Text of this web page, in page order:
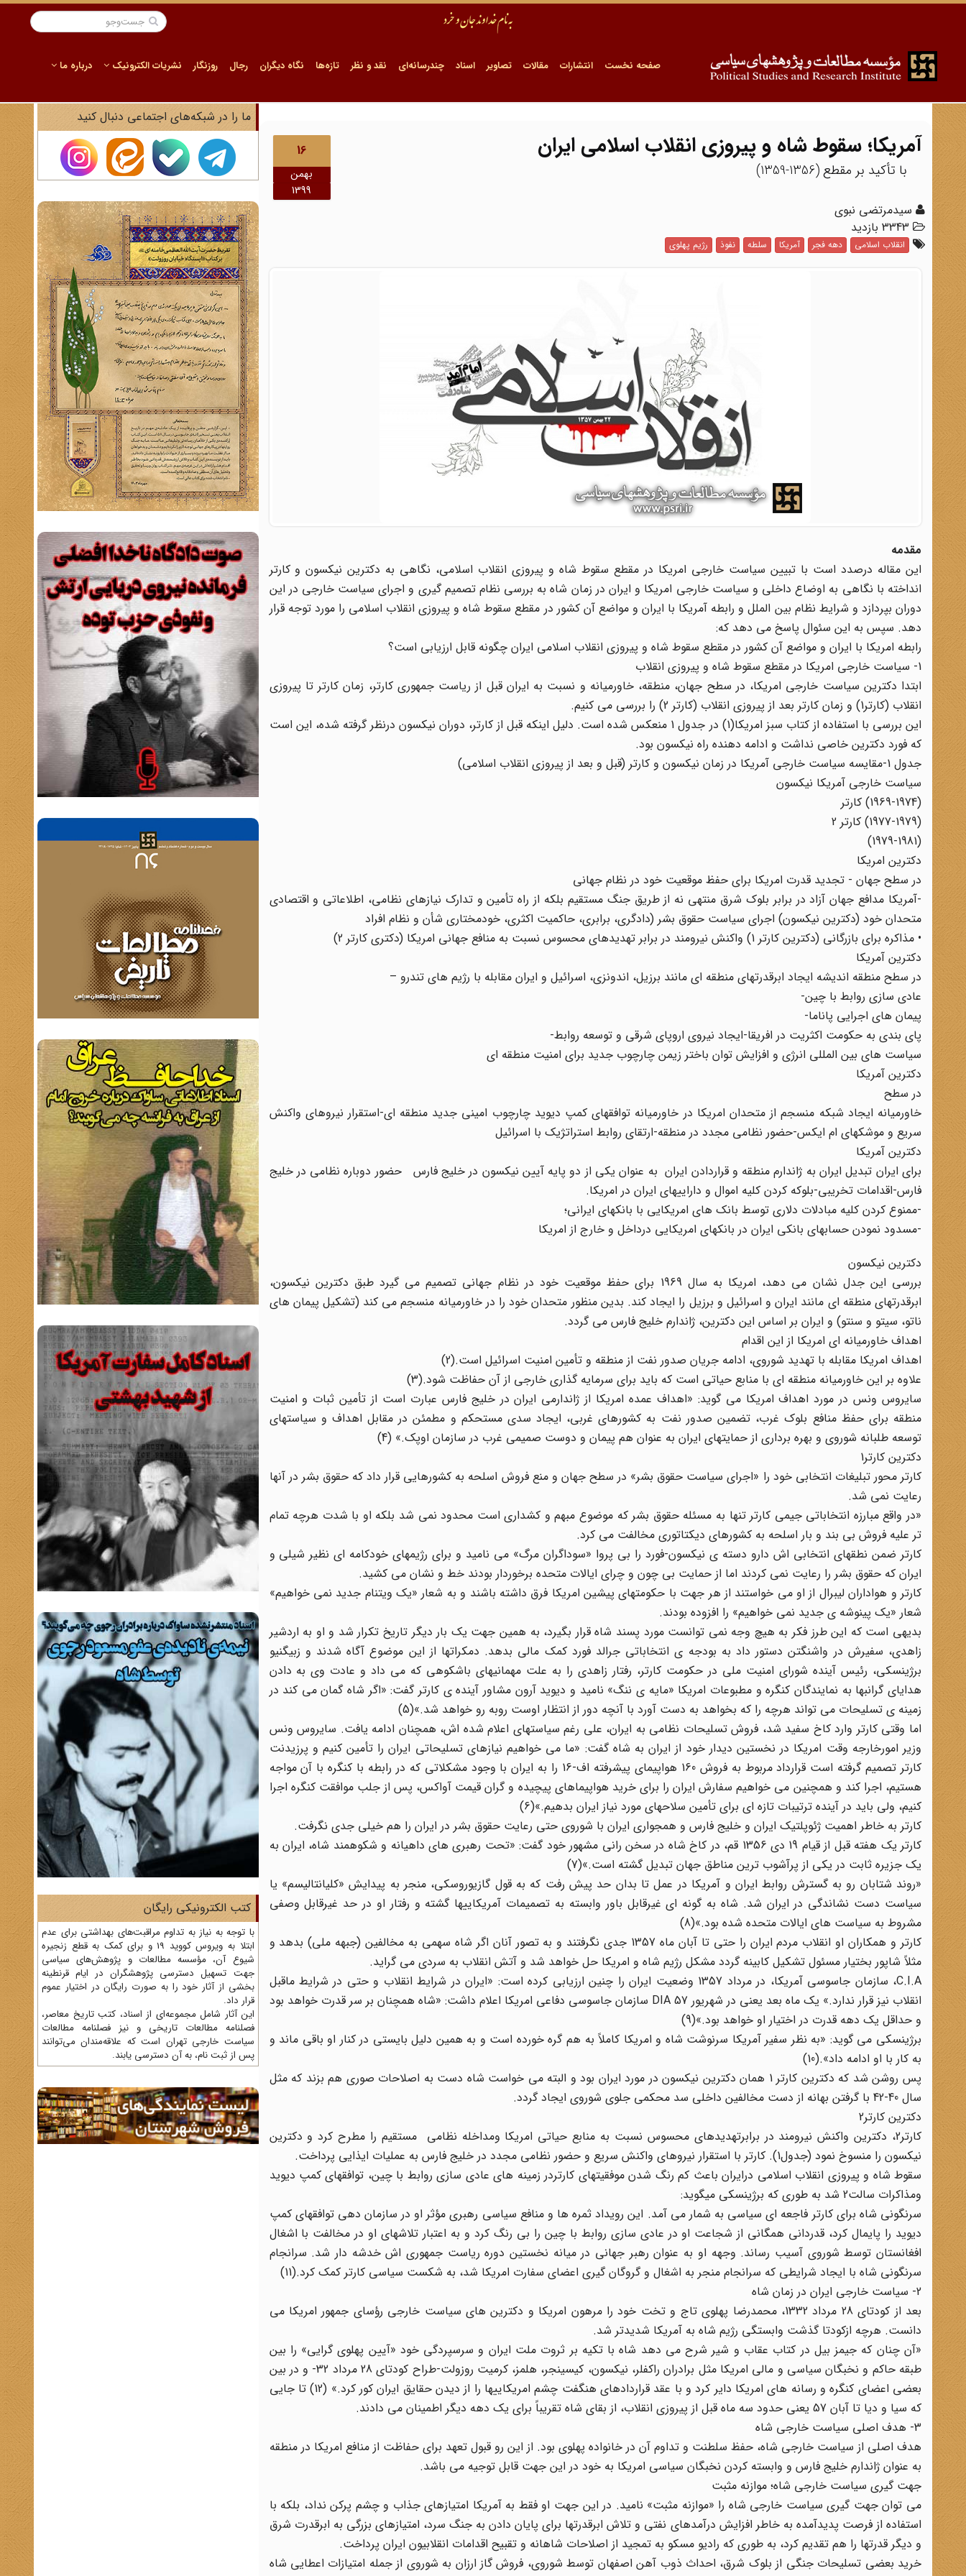
صفحه نخست انتشارات مقالات تصاویر اسناد چندرسانه‌ای نقد و نظر تازه‌ها نگاه دیگران رجال روزنگار نشریات الکترونیک درباره ما
16
بهمن
1399
آمریکا؛ سقوط شاه و پیروزی انقلاب اسلامی ایران
با تأکید بر مقطع (1356-1359)
سیدمرتضی نبوی
انقلاب اسلامی دهه فجر آمریکا سلطه نفوذ رژیم پهلوی
مقدمه
این مقاله درصدد است با تبیین سیاست خارجی امریکا در مقطع سقوط شاه و پیروزی انقلاب اسلامی، نگاهی به دکترین نیکسون و کارتر
انداخته با نگاهی به اوضاع داخلی و سیاست خارجی امریکا و ایران در زمان شاه به بررسی نظام تصمیم گیری و اجرای سیاست خارجی در این
دوران بپردازد و شرایط نظام بین الملل و رابطه آمریکا با ایران و مواضع آن کشور در مقطع سقوط شاه و پیروزی انقلاب اسلامی را مورد توجه قرار
دهد. سپس به این سئوال پاسخ می دهد که:
رابطه امریکا با ایران و مواضع آن کشور در مقطع سقوط شاه و پیروزی انقلاب اسلامی ایران چگونه قابل ارزیابی است؟
1- سیاست خارجی امریکا در مقطع سقوط شاه و پیروزی انقلاب
ابتدا دکترین سیاست خارجی امریکا، در سطح جهان، منطقه، خاورمیانه و نسبت به ایران قبل از ریاست جمهوری کارتر، زمان کارتر تا پیروزی
انقلاب (کارتر1) و زمان کارتر بعد از پیروزی انقلاب (کارتر 2) را بررسی می کنیم.
این بررسی با استفاده از کتاب سبز امریکا(1) در جدول 1 منعکس شده است. دلیل اینکه قبل از کارتر، دوران نیکسون درنظر گرفته شده، این است
که فورد دکترین خاصی نداشت و ادامه دهنده راه نیکسون بود.
جدول 1-مقایسه سیاست خارجی آمریکا در زمان نیکسون و کارتر (قبل و بعد از پیروزی انقلاب اسلامی)
سیاست خارجی آمریکا نیکسون
(1969-1974) کارتر
(1977-1979) کارتر 2
(1979-1981)
دکترین امریکا
در سطح جهان - تجدید قدرت امریکا برای حفظ موقعیت خود در نظام جهانی
-آمریکا مدافع جهان آزاد در برابر بلوک شرق منتهی نه از طریق جنگ مستقیم بلکه از راه تأمین و تدارک نیازهای نظامی، اطلاعاتی و اقتصادی
متحدان خود (دکترین نیکسون) اجرای سیاست حقوق بشر (دادگری، برابری، حاکمیت اکثری، خودمختاری شأن و نظام افراد
• مذاکره برای بازرگانی (دکترین کارتر 1) واکنش نیرومند در برابر تهدیدهای محسوس نسبت به منافع جهانی امریکا (دکتری کارتر 2)
دکترین آمریکا
در سطح منطقه اندیشه ایجاد ابرقدرتهای منطقه ای مانند برزیل، اندونزی، اسرائیل و ایران مقابله با رژیم های تندرو –
عادی سازی روابط با چین-
پیمان های اجرایی پاناما-
پای بندی به حکومت اکثریت در افریقا-ایجاد نیروی اروپای شرقی و توسعه روابط-
سیاست های بین المللی انرژی و افزایش توان باختر زیمن چارچوب جدید برای امنیت منطقه ای
دکترین آمریکا
در سطح
خاورمیانه ایجاد شبکه منسجم از متحدان امریکا در خاورمیانه توافقهای کمپ دیوید چارچوب امینی جدید منطقه ای-استقرار نیروهای واکنش
سریع و موشکهای ام ایکس-حضور نظامی مجدد در منطقه-ارتقای روابط استراتژیک با اسرائیل
دکترین آمریکا
برای ایران تبدیل ایران به ژاندارم منطقه و قراردادن ایران به عنوان یکی از دو پایه آیین نیکسون در خلیج فارس حضور دوباره نظامی در خلیج
فارس-اقدامات تخریبی-بلوکه کردن کلیه اموال و داراییهای ایران در امریکا.
-ممنوع کردن کلیه مبادلات دلاری توسط بانک های امریکایی با بانکهای ایرانی؛
-مسدود نمودن حسابهای بانکی ایران در بانکهای امریکایی درداخل و خارج از امریکا
دکترین نیکسون
بررسی این جدل نشان می دهد، امریکا به سال 1969 برای حفظ موقعیت خود در نظام جهانی تصمیم می گیرد طبق دکترین نیکسون،
ابرقدرتهای منطقه ای مانند ایران و اسرائیل و برزیل را ایجاد کند. بدین منظور متحدان خود را در خاورمیانه منسجم می کند (تشکیل پیمان های
ناتو، سیتو و سنتو) و ایران بر اساس این دکترین، ژاندارم خلیج فارس می گردد.
اهداف خاورمیانه ای امریکا از این اقدام
اهداف امریکا مقابله با تهدید شوروی، ادامه جریان صدور نفت از منطقه و تأمین امنیت اسرائیل است.(2)
علاوه بر این خاورمیانه منطقه ای با منابع حیاتی است که باید برای سرمایه گذاری خارجی از آن حفاظت شود.(3)
سایروس ونس در مورد اهداف امریکا می گوید: «اهداف عمده امریکا از ژاندارمی ایران در خلیج فارس عبارت است از تأمین ثبات و امنیت
منطقه برای حفظ منافع بلوک غرب، تضمین صدور نفت به کشورهای غربی، ایجاد سدی مستحکم و مطمئن در مقابل اهداف و سیاستهای
توسعه طلبانه شوروی و بهره برداری از حمایتهای ایران به عنوان هم پیمان و دوست صمیمی غرب در سازمان اوپک.» (4)
دکترین کارتر1
کارتر محور تبلیغات انتخابی خود را «اجرای سیاست حقوق بشر» در سطح جهان و منع فروش اسلحه به کشورهایی قرار داد که حقوق بشر در آنها
رعایت نمی شد.
«در واقع مبارزه انتخاباتی جیمی کارتر تنها به مسئله حقوق بشر که موضوع مبهم و کشداری است محدود نمی شد بلکه او با شدت هرچه تمام
تر علیه فروش بی بند و بار اسلحه به کشورهای دیکتاتوری مخالفت می کرد.
کارتر ضمن نطقهای انتخابی اش دارو دسته ی نیکسون-فورد را بی پروا «سوداگران مرگ» می نامید و برای رژیمهای خودکامه ای نظیر شیلی و
ایران که حقوق بشر را رعایت نمی کردند اما از حمایت بی چون و چرای ایالات متحده برخوردار بودند خط و نشان می کشید.
کارتر و هواداران لیبرال از او می خواستند از هر جهت با حکومتهای پیشین امریکا فرق داشته باشند و به شعار «یک ویتنام جدید نمی خواهیم»
شعار «یک پینوشه ی جدید نمی خواهیم» را افزوده بودند.
بدیهی است که این طرز فکر به هیچ وجه نمی توانست مورد پسند شاه قرار بگیرد، به همین جهت یک بار دیگر تاریخ تکرار شد و او به اردشیر
زاهدی، سفیرش در واشنگتن دستور داد به بودجه ی انتخاباتی جرالد فورد کمک مالی بدهد. دمکراتها از این موضوع آگاه شدند و زبیگنیو
برژینسکی، رئیس آینده شورای امنیت ملی در حکومت کارتر، رفتار زاهدی را به علت مهمانیهای باشکوهی که می داد و عادت وی به دادن
هدایای گرانبها به نمایندگان کنگره و مطبوعات امریکا «مایه ی ننگ» نامید و دیوید آرون مشاور آینده ی کارتر گفت: «اگر شاه گمان می کند در
زمینه ی تسلیحات می تواند هرچه را که بخواهد به دست آورد با آنچه دور از انتظار اوست روبه رو خواهد شد.»(5)
اما وقتی کارتر وارد کاخ سفید شد، فروش تسلیحات نظامی به ایران، علی رغم سیاستهای اعلام شده اش، همچنان ادامه یافت. سایروس ونس
وزیر امورخارجه وقت امریکا در نخستین دیدار خود از ایران به شاه گفت: «ما می خواهیم نیازهای تسلیحاتی ایران را تأمین کنیم و پرزیدنت
کارتر تصمیم گرفته است قرارداد مربوط به فروش 160 هواپیمای پیشرفته اف-16 را به ایران با وجود مشکلاتی که در رابطه با کنگره با آن مواجه
هستیم، اجرا کند و همچنین می خواهیم سفارش ایران را برای خرید هواپیماهای پیچیده و گران قیمت آواکس، پس از جلب موافقت کنگره اجرا
کنیم، ولی باید در آینده ترتیبات تازه ای برای تأمین سلاحهای مورد نیاز ایران بدهیم.»(6)
کارتر به خاطر اهمیت ژئوپلتیک ایران و خلیج فارس و همجواری ایران با شوروی حتی رعایت حقوق بشر در ایران را هم خیلی جدی نگرفت.
کارتر یک هفته قبل از قیام 19 دی 1356 قم، در کاخ شاه در سخن رانی مشهور خود گفت: «تحت رهبری های داهیانه و شکوهمند شاه، ایران به
یک جزیره ثابت در یکی از پرآشوب ترین مناطق جهان تبدیل گشته است.»(7)
«روند شتابان رو به گسترش روابط ایران و آمریکا در عمل تا بدان حد پیش رفت که به قول گازیوروسکی، منجر به پیدایش «کلیانتالیسم» یا
سیاست دست نشاندگی در ایران شد. شاه به گونه ای غیرقابل باور وابسته به تصمیمات آمریکاییها گشته و رفتار او در حد غیرقابل وصفی
مشروط به سیاست های ایالات متحده شده بود.»(8)
کارتر و همکاران او انقلاب مردم ایران را حتی تا آبان ماه 1357 جدی نگرفتند و به تصور آنان اگر شاه سهمی به مخالفین (جبهه ملی) بدهد و
مثلاً شاپور بختیار مسئول تشکیل کابینه گردد مشکل رژیم شاه و امریکا حل خواهد شد و آتش انقلاب به سردی می گراید.
C.I.A، سازمان جاسوسی آمریکا، در مرداد 1357 وضعیت ایران را چنین ارزیابی کرده است: «ایران در شرایط انقلاب و حتی در شرایط ماقبل
انقلاب نیز قرار ندارد.» یک ماه بعد یعنی در شهریور DIA 57 سازمان جاسوسی دفاعی امریکا اعلام داشت: «شاه همچنان بر سر قدرت خواهد بود
و حداقل یک دهه قدرت در اختیار او خواهد بود.»(9)
برژینسکی می گوید: «به نظر سفیر آمریکا سرنوشت شاه و امریکا کاملاً به هم گره خورده است و به همین دلیل بایستی در کنار او باقی ماند و
به کار با او ادامه داد».(10)
پس روشن شد که دکترین کارتر 1 همان دکترین نیکسون در مورد ایران بود و البته می خواست شاه دست به اصلاحات صوری هم بزند که مثل
سال 40-42 با گرفتن بهانه از دست مخالفین داخلی سد محکمی جلوی شوروی ایجاد گردد.
دکترین کارتر2
کارتر2، دکترین واکنش نیرومند در برابرتهدیدهای محسوس نسبت به منابع حیاتی امریکا ومداخله نظامی مستقیم را مطرح کرد و دکترین
نیکسون را منسوخ نمود (جدول1). کارتر با استقرار نیروهای واکنش سریع و حضور نظامی مجدد در خلیج فارس به عملیات ایذایی پرداخت.
سقوط شاه و پیروزی انقلاب اسلامی درایران باعث کم رنگ شدن موفقیتهای کارتردر زمینه های عادی سازی روابط با چین، توافقهای کمپ دیوید
ومذاکرات سالت2 شد به طوری که برژینسکی میگوید:
سرنگونی شاه برای کارتر فاجعه ای سیاسی به شمار می آمد. این رویداد ثمره ها و منافع سیاسی رهبری مؤثر او در سازمان دهی توافقهای کمپ
دیوید را پایمال کرد، قدردانی همگانی از شجاعت او در عادی سازی روابط با چین را بی رنگ کرد و به اعتبار تلاشهای او در مخالفت با اشغال
افغانستان توسط شوروی آسیب رساند. وجهه او به عنوان رهبر جهانی در میانه نخستین دوره ریاست جمهوری اش خدشه دار شد. سرانجام
سرنگونی شاه با ایجاد شرایطی که سرانجام منجر به اشغال و گروگان گیری اعضای سفارت امریکا شد، به شکست سیاسی کارتر کمک کرد.(11)
2- سیاست خارجی ایران در زمان شاه
بعد از کودتای 28 مرداد 1332، محمدرضا پهلوی تاج و تخت خود را مرهون امریکا و دکترین های سیاست خارجی رؤسای جمهور امریکا می
دانست. هرچه ازکودتا گذشت وابستگی رژیم شاه به آمریکا شدیدتر شد.
«آن چنان که جیمز بیل در کتاب عقاب و شیر شرح می دهد شاه با تکیه بر ثروت ملت ایران و سرسپردگی خود «آیین پهلوی گرایی» را بین
طبقه حاکم و نخبگان سیاسی و مالی امریکا مثل برادران راکفلر، نیکسون، کیسینجر، هلمز، کرمیت روزولت-طراح کودتای 28 مرداد 32- و در بین
بعضی اعضای کنگره و رسانه های امریکا دایر کرد و با عقد قراردادهای هنگفت چشم امریکاییها را از دیدن حقایق ایران کور کرد.» (12) تا جایی
که سیا و دیا تا آبان 57 یعنی حدود سه ماه قبل از پیروزی انقلاب، از بقای شاه تقریباً برای یک دهه دیگر اطمینان می دادند.
3- هدف اصلی سیاست خارجی شاه
هدف اصلی از سیاست خارجی شاه، حفظ سلطنت و تداوم آن در خانواده پهلوی بود. از این رو قبول تعهد برای حفاظت از منافع امریکا در منطقه
به عنوان ژاندارم خلیج فارس و وابسته کردن نخبگان سیاسی امریکا به خود در این جهت قابل توجیه می باشد.
جهت گیری سیاست خارجی شاه؛ موازنه مثبت
می توان جهت گیری سیاست خارجی شاه را «موازنه مثبت» نامید. در این جهت او فقط به آمریکا امتیازهای جذاب و چشم پرکن نداد، بلکه با
استفاده از فرصت پدیدآمده به خاطر افزایش درآمدهای نفتی و تلاش ابرقدرتها برای پایان دادن به جنگ سرد، امتیازهای بزرگی به ابرقدرت شرق
و دیگر قدرتها را هم تقدیم کرد، به طوری که رادیو مسکو به تمجید از اصلاحات شاهانه و تقبیح اقدامات انقلابیون ایران پرداخت.
خرید بعضی تسلیحات جنگی از بلوک شرق، احداث ذوب آهن اصفهان توسط شوروی، فروش گاز ارزان به شوروی از جمله امتیازات اعطایی شاه
ما را در شبکه‌های اجتماعی دنبال کنید
کتب الکترونیکی رایگان
با توجه به نیاز به تداوم مراقبت‌های بهداشتی برای عدم
ابتلا به ویروس کووید 19 و برای کمک به قطع زنجیره
شیوع آن، مؤسسه مطالعات و پژوهش‌های سیاسی
جهت تسهیل دسترسی پژوهشگران در ایام قرنطینه
بخشی از آثار خود را به صورت رایگان در اختیار عموم
قرار داد.
این آثار شامل مجموعه‌ای از اسناد، کتب تاریخ معاصر،
فصلنامه‌ مطالعات تاریخی و نیز فصلنامه مطالعات
سیاست خارجی تهران است که علاقه‌مندان می‌توانند
پس از ثبت نام، به آن دسترسی یابند.